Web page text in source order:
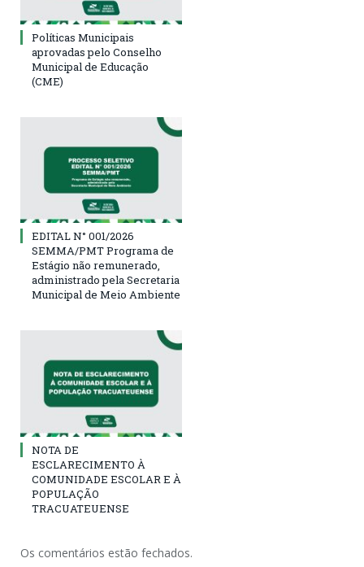
Políticas Municipais
aprovadas pelo Conselho
Municipal de Educação
(CME)
EDITAL N° 001/2026
SEMMA/PMT Programa de
Estágio não remunerado,
administrado pela Secretaria
Municipal de Meio Ambiente
NOTA DE
ESCLARECIMENTO À
COMUNIDADE ESCOLAR E À
POPULAÇÃO
TRACUATEUENSE
Os comentários estão fechados.